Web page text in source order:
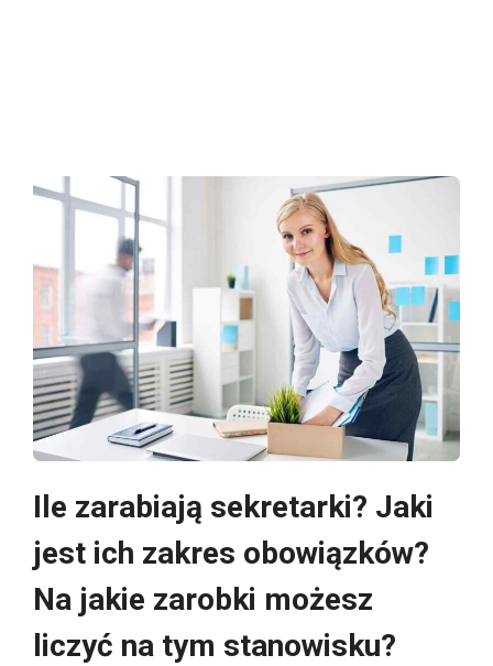
Ile zarabiają sekretarki? Jaki
jest ich zakres obowiązków?
Na jakie zarobki możesz
liczyć na tym stanowisku?